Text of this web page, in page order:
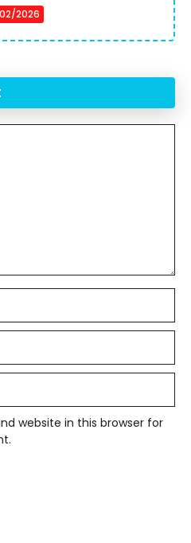
2026
website in this browser for